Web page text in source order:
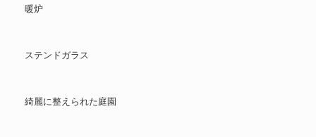
暖炉
ステンドガラス
綺麗に整えられた庭園